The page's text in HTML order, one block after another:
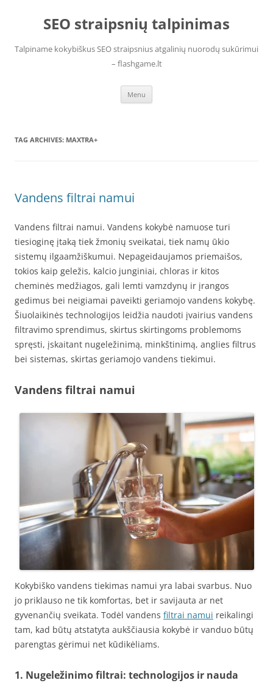
contentSEO straipsnių talpinimas
Talpiname kokybiškus SEO straipsnius atgalinių nuorodų sukūrimui
– flashgame.lt
Menu
TAG ARCHIVES: MAXTRA+
Vandens filtrai namui
Vandens filtrai namui. Vandens kokybė namuose turi
tiesioginę įtaką tiek žmonių sveikatai, tiek namų ūkio
sistemų ilgaamžiškumui. Nepageidaujamos priemaišos,
tokios kaip geležis, kalcio junginiai, chloras ir kitos
cheminės medžiagos, gali lemti vamzdynų ir įrangos
gedimus bei neigiamai paveikti geriamojo vandens kokybę.
Šiuolaikinės technologijos leidžia naudoti įvairius vandens
filtravimo sprendimus, skirtus skirtingoms problemoms
spręsti, įskaitant nugeležinimą, minkštinimą, anglies filtrus
bei sistemas, skirtas geriamojo vandens tiekimui.
Vandens filtrai namui
Kokybiško vandens tiekimas namui yra labai svarbus. Nuo
jo priklauso ne tik komfortas, bet ir savijauta ar net
gyvenančių sveikata. Todėl vandens filtrai namui reikalingi
tam, kad būtų atstatyta aukščiausia kokybė ir vanduo būtų
parengtas gėrimui net kūdikėliams.
1. Nugeležinimo filtrai: technologijos ir nauda